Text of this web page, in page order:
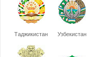
Таджикистан Узбекистан